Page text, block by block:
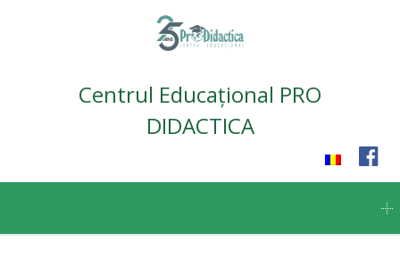
Centrul Educațional PRO
DIDACTICA
content